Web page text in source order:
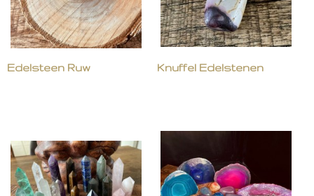
Edelsteen Ruw Knuffel Edelstenen